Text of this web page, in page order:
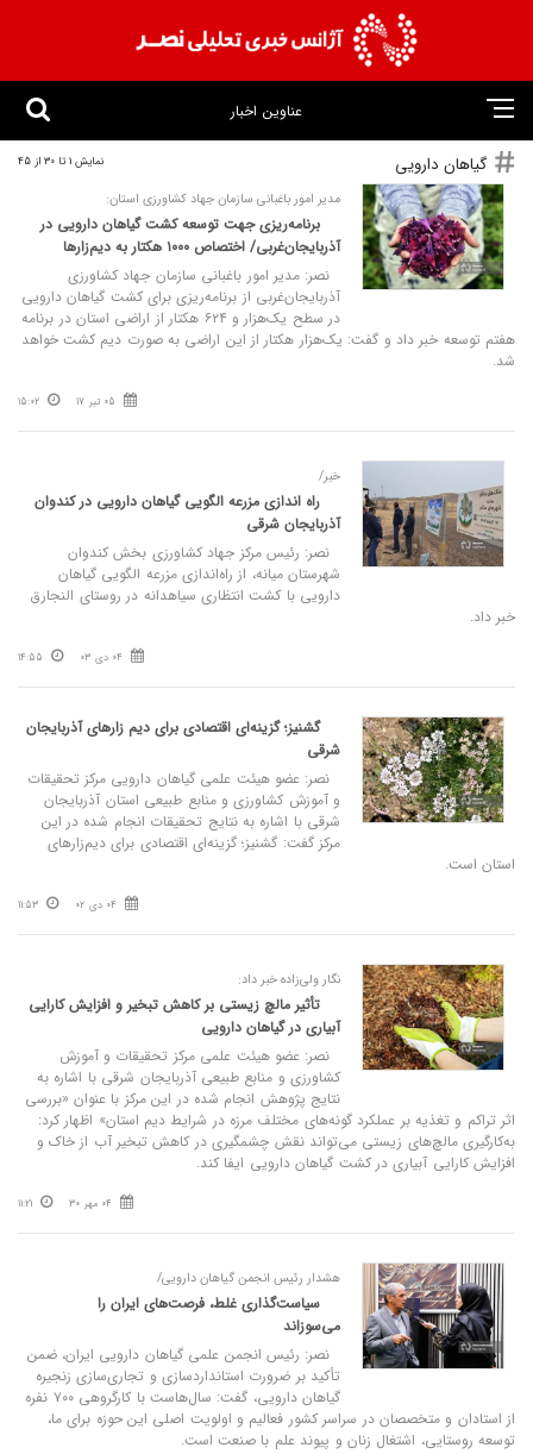
عناوین اخبار
گیاهان دارویی نمایش 1 تا 30 از 45
مدیر امور باغبانی سازمان جهاد کشاورزی استان:
برنامه‌ریزی جهت توسعه کشت گیاهان دارویی در
آذربایجان‌غربی/ اختصاص ۱۰۰۰ هکتار به دیم‌زارها
نصر: مدیر امور باغبانی سازمان جهاد کشاورزی
آذربایجان‌غربی از برنامه‌ریزی برای کشت گیاهان دارویی
در سطح یک‌هزار و ۶۲۴ هکتار از اراضی استان در برنامه
هفتم توسعه خبر داد و گفت: یک‌هزار هکتار از این اراضی به صورت دیم کشت خواهد
شد.
05 تیر 17 15:02
خبر/
راه‌ اندازی مزرعه الگویی گیاهان دارویی در کندوان
آذربایجان شرقی
نصر: رئیس مرکز جهاد کشاورزی بخش کندوان
شهرستان میانه، از راه‌اندازی مزرعه الگویی گیاهان
دارویی با کشت انتظاری سیاهدانه در روستای النجارق
خبر داد.
04 دی 03 14:55
گشنیز؛ گزینه‌ای اقتصادی برای دیم‌ زارهای آذربایجان
شرقی
نصر: عضو هیئت علمی گیاهان دارویی مرکز تحقیقات
و آموزش کشاورزی و منابع طبیعی استان آذربایجان
شرقی با اشاره به نتایج تحقیقات انجام شده در این
مرکز گفت: گشنیز؛ گزینه‌ای اقتصادی برای دیم‌زارهای
استان است.
04 دی 02 11:53
نگار ولی‌زاده خبر داد:
تأثیر مالچ زیستی بر کاهش تبخیر و افزایش کارایی
آبیاری در گیاهان دارویی
نصر: عضو هیئت علمی مرکز تحقیقات و آموزش
کشاورزی و منابع طبیعی آذربایجان شرقی با اشاره به
نتایج پژوهش انجام شده در این مرکز با عنوان «بررسی
اثر تراکم و تغذیه بر عملکرد گونه‌های مختلف مرزه در شرایط دیم استان» اظهار کرد:
به‌کارگیری مالچ‌های زیستی می‌تواند نقش چشمگیری در کاهش تبخیر آب از خاک و
افزایش کارایی آبیاری در کشت گیاهان دارویی ایفا کند.
04 مهر 30 11:21
هشدار رئیس انجمن گیاهان دارویی/
سیاست‌گذاری غلط، فرصت‌های ایران را
می‌سوزاند
نصر: رئیس انجمن علمی گیاهان دارویی ایران، ضمن
تأکید بر ضرورت استانداردسازی و تجاری‌سازی زنجیره
گیاهان دارویی، گفت: سال‌هاست با کارگروهی ۷۰۰ نفره
از استادان و متخصصان در سراسر کشور فعالیم و اولویت اصلی این حوزه برای ما،
توسعه روستایی، اشتغال زنان و پیوند علم با صنعت است.